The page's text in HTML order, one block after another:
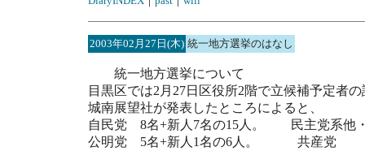
2003年02月27日(木) 統一地方選挙のはなし
統一地方選挙について
目黒区では2月27日区役所2階で立候補予定者
城南展望社が発表したところによると、
自民党 8名+新人7名の15人。 民主党系他・
公明党 5名+新人1名の6人。 共産党